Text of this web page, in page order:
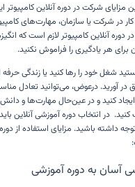
مزایای شرکت در دوره آنلاین
در شرکت یا سازمان، مهارت‌های
دوره آنلاین کامپیوتر لازم است که
هر یادگیری را فراموش نکنید.
شغل خود را رها کنید یا زندگی
در آورید. درعوض، می‌توانید تعادل
کنید و در عین‌حال مهارت‌ها و دانش
در انتخاب دوره آموزشی آنلاین
داشته باشید. مزایای استفاده از
آسان به دوره آموزشی